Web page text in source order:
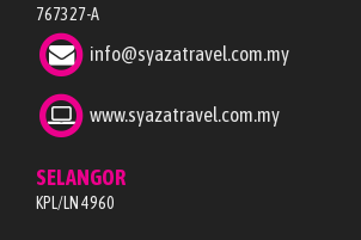
767327-A
info@syazatravel.com.my
www.syazatravel.com.my
SELANGOR
KPL/LN 4960